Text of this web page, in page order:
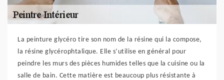
La peinture glycéro tire son nom de la résine qui la compose,
la résine glycérophtalique. Elle s’utilise en général pour
peindre les murs des pièces humides telles que la cuisine ou la
salle de bain. Cette matière est beaucoup plus résistante à